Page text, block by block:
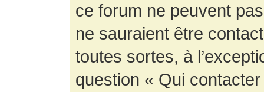
ce forum ne peuvent
ne sauraient être
toutes sortes, à
question « Qui